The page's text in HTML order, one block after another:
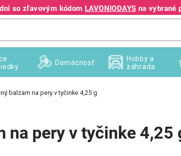
so zľavovým kódom LAVONIODAYS na vybrané
+421 940 995 209
Domácnosť
Hobby a
záhrada
balzam na pery v tyčinke 4,25 g
na pery v tyčinke 4,25